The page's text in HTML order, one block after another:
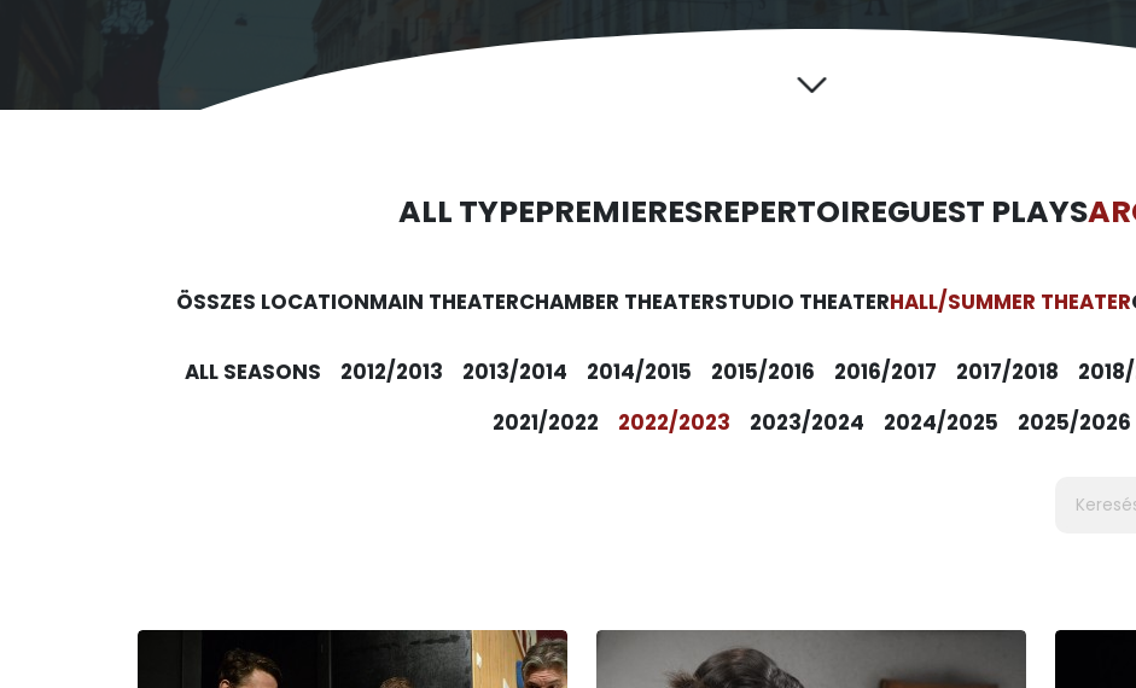
ALL TYPEPREMIERESREPERTOIREGUEST PLAYS
ÖSSZES LOCATIONMAIN THEATERCHAMBER THEATERSTUDIO THEATERHALL/SUMMER THEATER
ALL SEASONS 2012/2013 2013/2014 2014/2015 2015/2016 2016/2017 2017/2018
2021/2022
2022/2023 2023/2024 2024/2025 2025/2026